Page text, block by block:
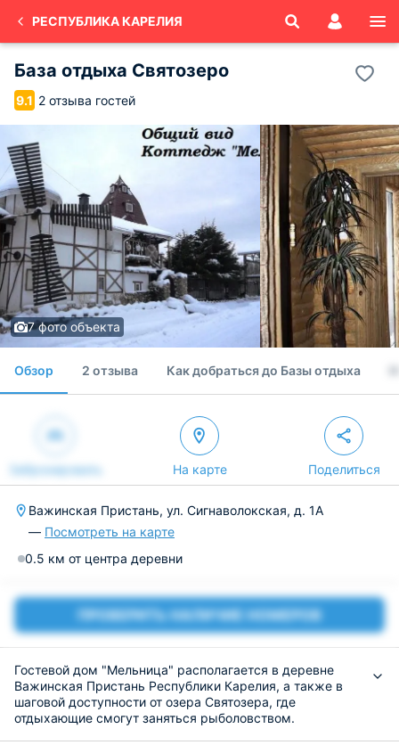
РЕСПУБЛИКА КАРЕЛИЯ
База отдыха Святозеро
9.1 2 отзыва гостей
7 фото объекта
Обзор 2 отзыва Как добраться до Базы отдыха
Забронировать На карте Поделиться
Важинская Пристань, ул. Сигнаволокская, д. 1А
— Посмотреть на карте
0.5 км от центра деревни
ПРОВЕРИТЬ НАЛИЧИЕ НОМЕРОВ
Гостевой дом "Мельница" располагается в деревне
Важинская Пристань Республики Карелия, а также в
шаговой доступности от озера Святозера, где
отдыхающие смогут заняться рыболовством.